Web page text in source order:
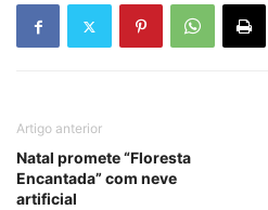
Artigo anterior
Natal promete “Floresta
Encantada” com neve
artificial